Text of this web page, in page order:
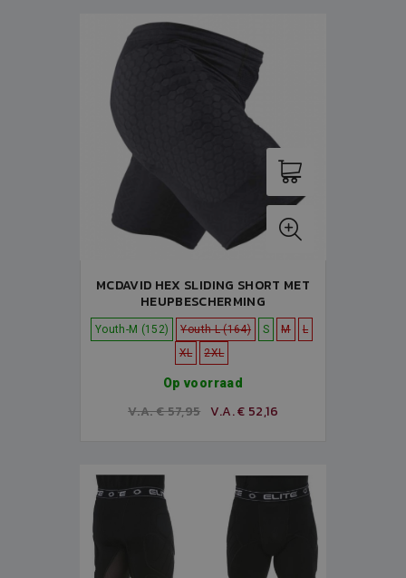
MCDAVID HEX SLIDING SHORT MET
HEUPBESCHERMING
Youth-M (152) Youth-L (164) S M
L
XL
2XL
Op voorraad
V.A. € 57,95 V.A. € 52,16